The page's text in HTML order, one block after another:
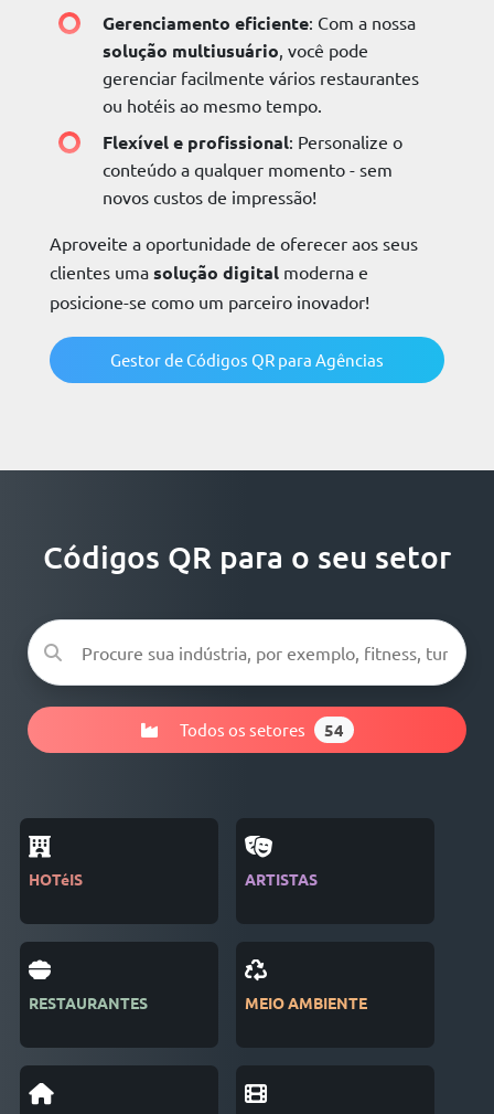
Gerenciamento eficiente: Com a nossa
solução multiusuário , você pode
gerenciar facilmente vários restaurantes
ou hotéis ao mesmo tempo.
Flexível e profissional: Personalize o
conteúdo a qualquer momento - sem
novos custos de impressão!
Aproveite a oportunidade de oferecer aos seus
clientes uma solução digital moderna e
posicione-se como um parceiro inovador!
Gestor de Códigos QR para Agências
Códigos QR para o seu setor
Todos os setores 54
HOTéIS
RESTAURANTES
ARTISTAS
MEIO AMBIENTE